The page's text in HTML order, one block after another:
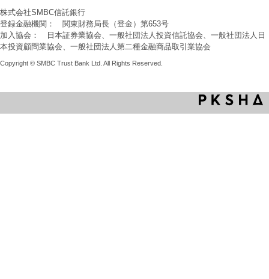
株式会社SMBC信託銀行
登録金融機関： 関東財務局長（登金）第653号
加入協会： 日本証券業協会、一般社団法人投資信託協会、一般社団法人日
本投資顧問業協会、一般社団法人第二種金融商品取引業協会
Copyright © SMBC Trust Bank Ltd. All Rights Reserved.